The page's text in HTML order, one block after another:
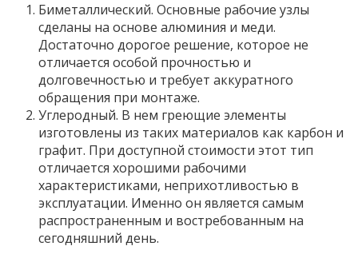
Биметаллический. Основные рабочие узлы
сделаны на основе алюминия и меди.
Достаточно дорогое решение, которое не
отличается особой прочностью и
долговечностью и требует аккуратного
обращения при монтаже.
Углеродный. В нем греющие элементы
изготовлены из таких материалов как карбон и
графит. При доступной стоимости этот тип
отличается хорошими рабочими
характеристиками, неприхотливостью в
эксплуатации. Именно он является самым
распространенным и востребованным на
сегодняшний день.